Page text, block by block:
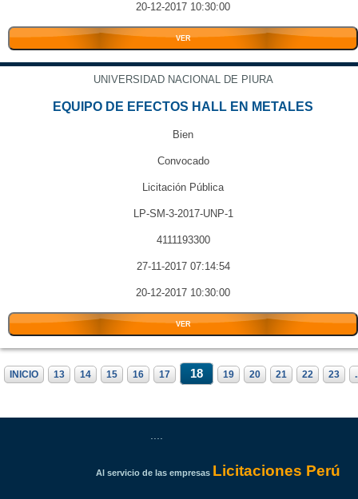
20-12-2017 10:30:00
VER
UNIVERSIDAD NACIONAL DE PIURA
EQUIPO DE EFECTOS HALL EN METALES
Bien
Convocado
Licitación Pública
LP-SM-3-2017-UNP-1
4111193300
27-11-2017 07:14:54
20-12-2017 10:30:00
VER
INICIO 13 14 15 16 17 18 19 20 21 22 23
Al servicio de las empresas Licitaciones Perú